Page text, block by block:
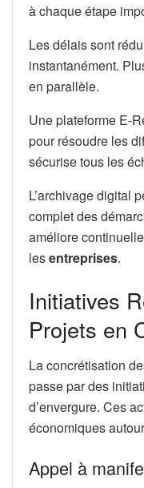
à chaque étape
Les délais sont
instantanément.
en parallèle.
Une plateforme E-
pour résoudre les
sécurise tous les
L’archivage digital
complet des
améliore
lesentreprises.
Initiatives
Projets en
La concrétisation
passe par des
d’envergure. Ces
économiques
Appel à